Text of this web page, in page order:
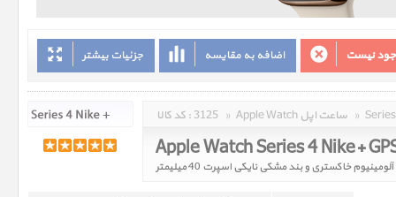
جزئیات بیشتر اضافه به مقایسه نیست
کد کالا : 3125 » Apple Watch ساعت اپل »